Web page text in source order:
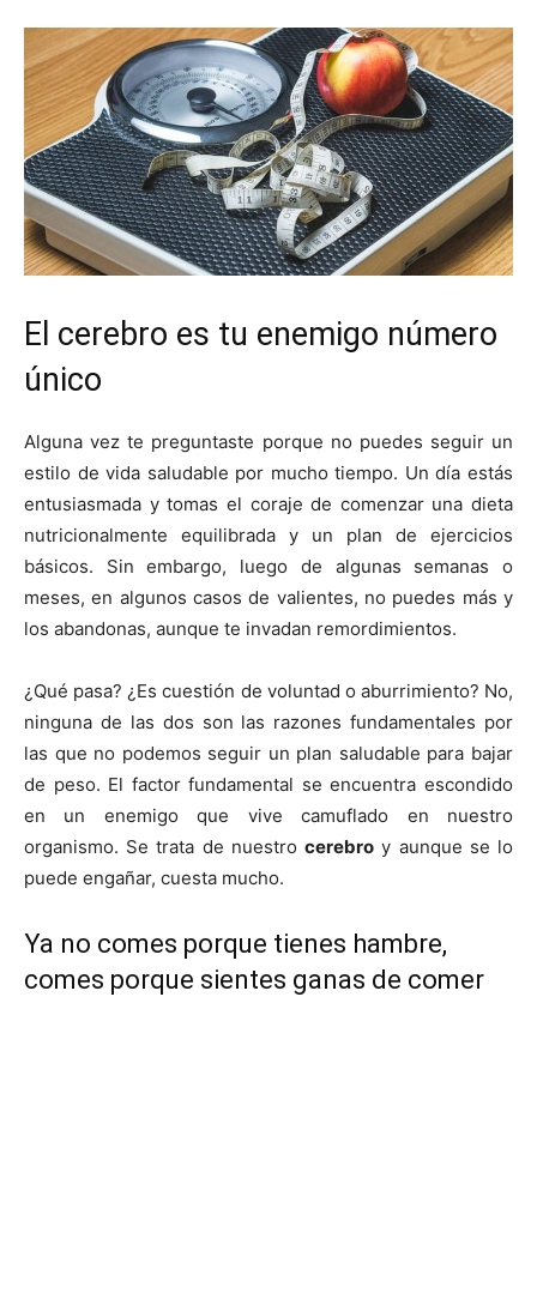
El cerebro es tu enemigo número
único
Alguna vez te preguntaste porque no puedes seguir un
estilo de vida saludable por mucho tiempo. Un día estás
entusiasmada y tomas el coraje de comenzar una dieta
nutricionalmente equilibrada y un plan de ejercicios
básicos. Sin embargo, luego de algunas semanas o
meses, en algunos casos de valientes, no puedes más y
los abandonas, aunque te invadan remordimientos.
¿Qué pasa? ¿Es cuestión de voluntad o aburrimiento? No,
ninguna de las dos son las razones fundamentales por
las que no podemos seguir un plan saludable para bajar
de peso. El factor fundamental se encuentra escondido
en un enemigo que vive camuflado en nuestro
organismo. Se trata de nuestrocerebro y aunque se lo
puede engañar, cuesta mucho.
Ya no comes porque tienes hambre,
comes porque sientes ganas de comer